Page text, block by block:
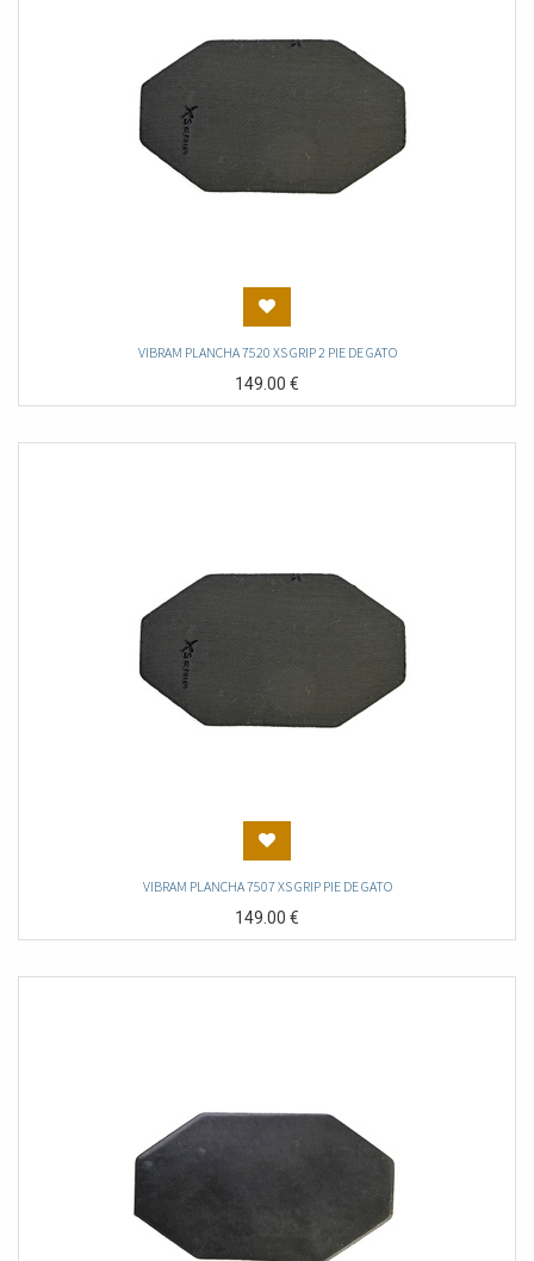
VIBRAM PLANCHA 7520 XS GRIP 2 PIE DE GATO
149.00€
VIBRAM PLANCHA 7507 XS GRIP PIE DE GATO
149.00€